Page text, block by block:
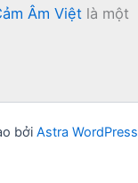
Âm Việt là một
bởi Astra WordPress